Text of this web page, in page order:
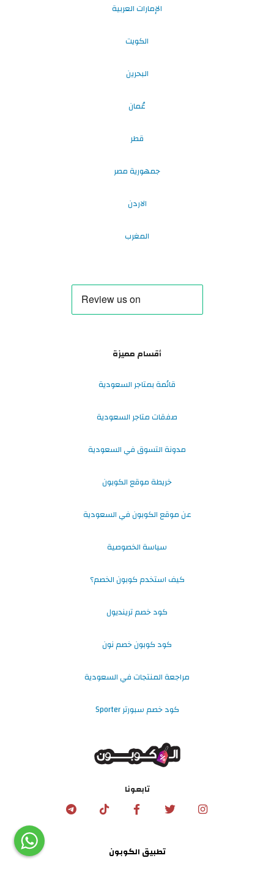
الإمارات العربية
الكويت
البحرين
عُمان
قطر
جمهورية مصر
الاردن
المغرب
أقسام مميزة
قائمة بمتاجر السعودية
صفقات متاجر السعودية
مدونة التسوق في السعودية
خريطة موقع الكوبون
عن موقع الكوبون في السعودية
سياسة الخصوصية
كيف استخدم كوبون الخصم؟
كود خصم ترينديول
كود كوبون خصم نون
مراجعة المنتجات في السعودية
كود خصم سبورتر Sporter
تابعونا
تطبيق الكوبون